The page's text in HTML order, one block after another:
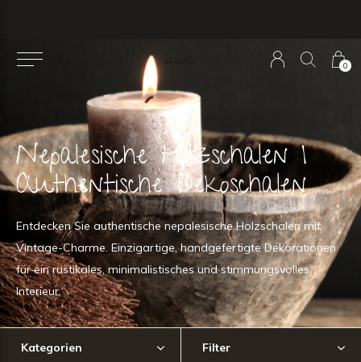
0
Nepalesische Holzschalen |
Authentische Dekoschalen
Entdecken Sie authentische nepalesische Holzschalen mit
Vintage-Charme. Einzigartige, handgefertigte Dekorationen
für ein rustikales, minimalistisches und stimmungsvolles
Interieur.
Kategorien Filter